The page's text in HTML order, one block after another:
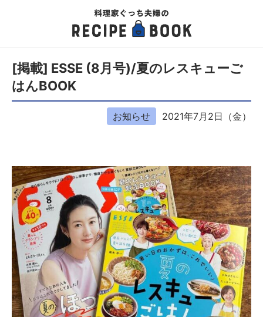
[掲載] ESSE (8月号)/夏のレスキューご
はんBOOK
お知らせ 2021年7月2日（金）